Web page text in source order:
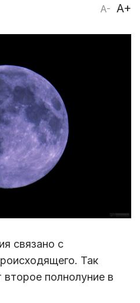
A- A+
связано с
Так
полнолуние в